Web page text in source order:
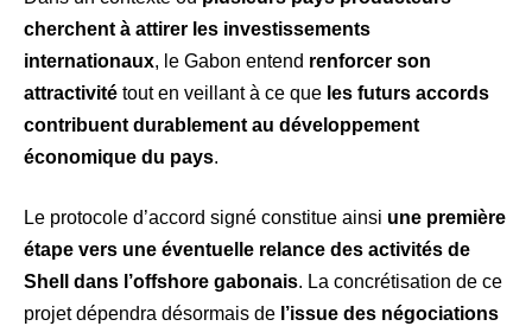
cherchent à attirer les investissements
internationaux, le Gabon entend renforcer son
attractivité tout en veillant à ce que les futurs accords
contribuent durablement au développement
économique du pays.
Le protocole d’accord signé constitue ainsi une première
étape vers une éventuelle relance des activités de
Shell dans l’offshore gabonais. La concrétisation de ce
projet dépendra désormais de l’issue des négociations